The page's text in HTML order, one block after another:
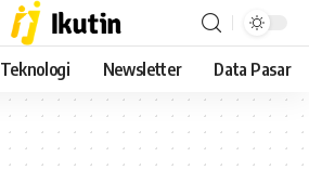
Teknologi Newsletter Data Pasar